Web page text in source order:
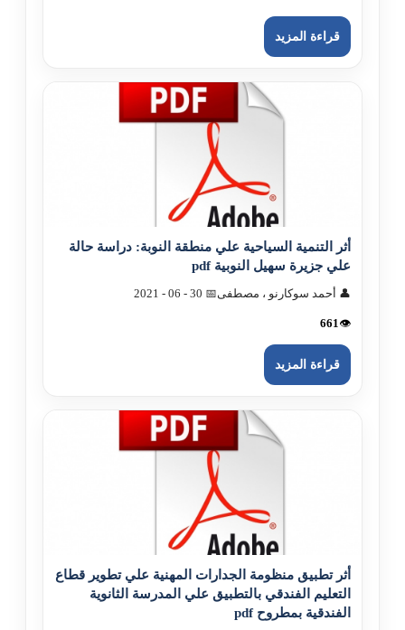
قراءة المزيد
أثر التنمية السياحية علي منطقة النوبة: دراسة حالة
علي جزيرة سهيل النوبية pdf
👤 أحمد سوکارنو ، مصطفى📅 30 - 06 - 2021
👁️
661
قراءة المزيد
أثر تطبيق منظومة الجدارات المهنية علي تطوير قطاع
التعليم الفندقي بالتطبيق علي المدرسة الثانوية
الفندقية بمطروح pdf